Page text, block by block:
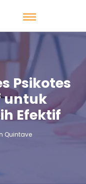
Psikotes
untuk
Efektif
Quintave